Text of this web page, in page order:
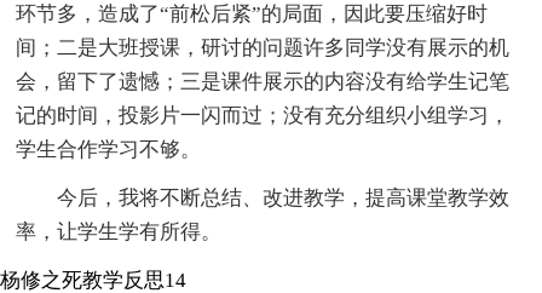
环节多，造成了“前松后紧”的局面，因此要压缩好时
间；二是大班授课，研讨的问题许多同学没有展示的机
会，留下了遗憾；三是课件展示的内容没有给学生记笔
记的时间，投影片一闪而过；没有充分组织小组学习，
学生合作学习不够。
今后，我将不断总结、改进教学，提高课堂教学效
率，让学生学有所得。
杨修之死教学反思14